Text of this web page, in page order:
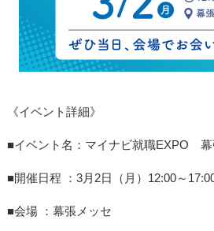
《イベント詳細》
■イベント名：マイナビ就職EXPO 幕
■開催日程 ：3月2日（月）12:00～
■会場 ：幕張メッセ